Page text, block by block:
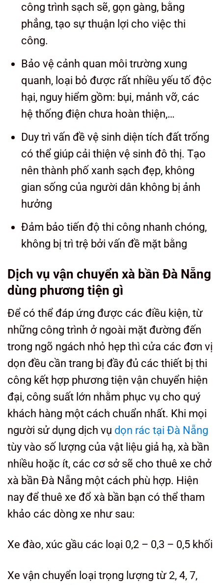
công trình sạch sẽ, gọn gàng, bằng
phẳng, tạo sự thuận lợi cho việc thi
công.
Bảo vệ cảnh quan môi trường xung
quanh, loại bỏ được rất nhiều yếu tố độc
hại, nguy hiểm gồm: bụi, mảnh vỡ, các
hệ thống điện chưa hoàn thiện,…
Duy trì vấn đề vệ sinh diện tích đất trống
có thể giúp cải thiện vệ sinh đô thị. Tạo
nên thành phố xanh sạch đẹp, không
gian sống của người dân không bị ảnh
hưởng
Đảm bảo tiến độ thi công nhanh chóng,
không bị trì trệ bởi vấn đề mặt bằng
Dịch vụ vận chuyển xà bần Đà Nẵng
dùng phương tiện gì
Để có thể đáp ứng được các điều kiện, từ
những công trình ở ngoài mặt đường đến
trong ngõ ngách nhỏ hẹp thì cửa các đơn vị
dọn đều cần trang bị đầy đủ các thiết bị thi
công kết hợp phương tiện vận chuyển hiện
đại, công suất lớn nhằm phục vụ cho quý
khách hàng một cách chuẩn nhất. Khi mọi
người sử dụng dịch vụ dọn rác tại Đà Nẵng
tùy vào số lượng của vật liệu giả hạ, xà bần
nhiều hoặc ít, các cơ sở sẽ cho thuê xe chở
xà bần Đà Nẵng một cách phù hợp. Hiện
nay để thuê xe đổ xà bần bạn có thể tham
khảo các dòng xe như sau:
Xe đào, xúc gầu các loại 0,2 – 0,3 – 0,5 khối
Xe vận chuyển loại trọng lượng từ 2, 4, 7,